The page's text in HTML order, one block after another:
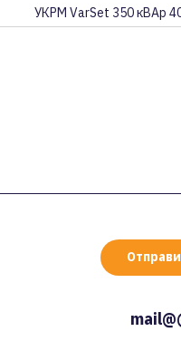
УКРМ VarSet 350 кВАр